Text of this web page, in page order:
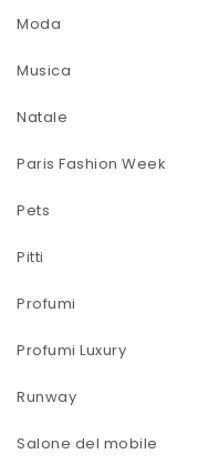
Moda
Musica
Natale
Paris Fashion Week
Pets
Pitti
Profumi
Profumi Luxury
Runway
Salone del mobile